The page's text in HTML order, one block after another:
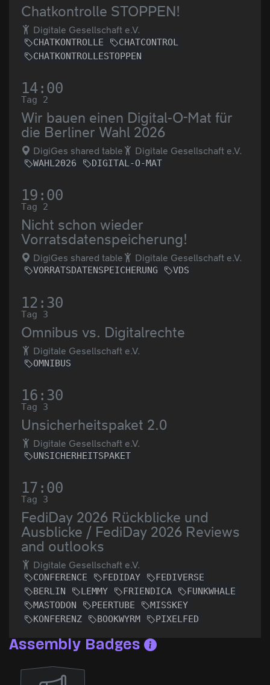
Chatkontrolle STOPPEN!
Digitale Gesellschaft e.V.
CHATKONTROLLE
CHATCONTROL
CHATKONTROLLESTOPPEN
14:00
Tag 2
Wir bauen einen Digital-O-Mat für
die Berliner Wahl 2026
DigiGes shared table Digitale Gesellschaft e.V.
WAHL2026 DIGITAL-O-MAT
19:00
Tag 2
Nicht schon wieder
Vorratsdatenspeicherung!
DigiGes shared table Digitale Gesellschaft e.V.
VORRATSDATENSPEICHERUNG VDS
12:30
Tag 3
Omnibus vs. Digitalrechte
Digitale Gesellschaft e.V.
OMNIBUS
16:30
Tag 3
Unsicherheitspaket 2.0
Digitale Gesellschaft e.V.
UNSICHERHEITSPAKET
17:00
Tag 3
FediDay 2026 Rückblicke und
Ausblicke / FediDay 2026 Reviews
and outlooks
Digitale Gesellschaft e.V.
CONFERENCE FEDIDAY
FEDIVERSE
BERLIN
LEMMY FRIENDICA
FUNKWHALE
MASTODON
PEERTUBE
MISSKEY
KONFERENZ
BOOKWYRM PIXELFED
Assembly Badges